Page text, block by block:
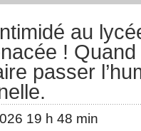
au
! Quand
passer
19 h 48 min